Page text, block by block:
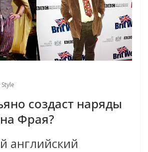
создаст наряды
Фрая?
английский